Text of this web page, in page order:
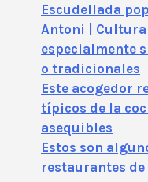
Escudellada
Antoni | Cultura
especialmente
o tradicionales
Este acogedor
típicos de la
asequibles
Estos son
restaurantes